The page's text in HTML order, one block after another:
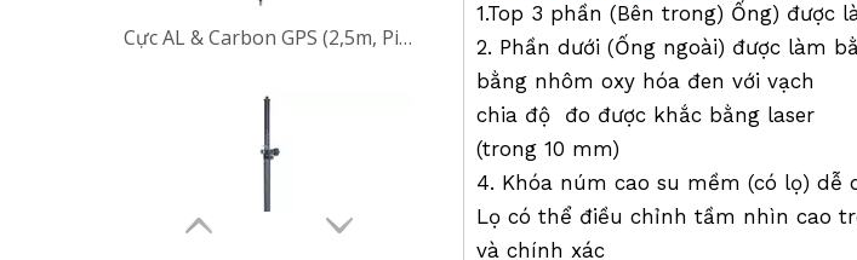
1.Top 3 phần (Bên trong) Ống) được
2. Phần dưới (Ống ngoài) được làm
bằng nhôm oxy hóa đen với vạch
chia độ đo được khắc bằng laser
(trong 10 mm)
4. Khóa núm cao su mềm (có lọ)
Lọ có thể điều chỉnh tầm nhìn cao
và chính xác